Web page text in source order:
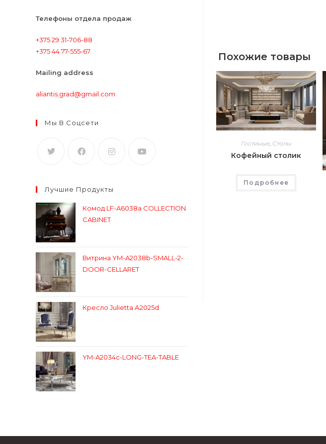
Похожие товары
Гостиные Столы
Кофейный столик
Подробнее
Телефоны отдела продаж
+375 29 31-706-88
+375 44 77-555-67
Mailing address
aliantis.grad@gmail.com
Мы В Соцсети
Лучшие Продукты
Комод LF-A6038a COLLECTION
CABINET
Витрина YM-A2038b-SMALL-2-
DOOR-CELLARET
Кресло Julietta А2025d
YM-A2034c-LONG-TEA-TABLE